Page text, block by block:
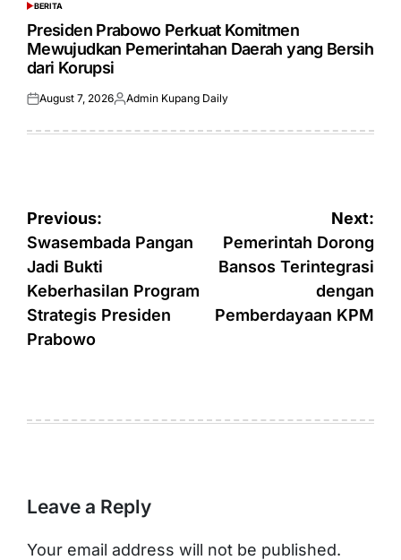
POSTED
IN
BERITA
Presiden Prabowo Perkuat Komitmen
Mewujudkan Pemerintahan Daerah yang Bersih
dari Korupsi
Posted
August 7, 2026Posted
Admin Kupang Daily
Post
navigation
Previous:
Swasembada Pangan
Jadi Bukti
Keberhasilan Program
Strategis Presiden
Prabowo
Next:
Pemerintah Dorong
Bansos Terintegrasi
dengan
Pemberdayaan KPM
Leave a Reply
Your email address will not be published.